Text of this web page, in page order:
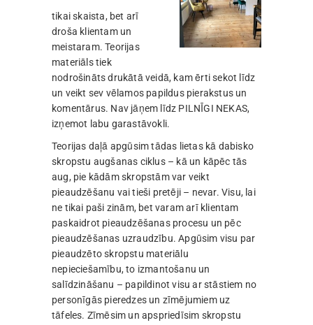
tikai skaista, bet arī
droša klientam un
meistaram. Teorijas
materiāls tiek
nodrošināts drukātā veidā, kam ērti sekot līdz
un veikt sev vēlamos papildus pierakstus un
komentārus. Nav jāņem līdz PILNĪGI NEKAS,
izņemot labu garastāvokli.
Teorijas daļā apgūsim tādas lietas kā dabisko
skropstu augšanas ciklus – kā un kāpēc tās
aug, pie kādām skropstām var veikt
pieaudzēšanu vai tieši pretēji – nevar. Visu, lai
ne tikai paši zinām, bet varam arī klientam
paskaidrot pieaudzēšanas procesu un pēc
pieaudzēšanas uzraudzību. Apgūsim visu par
pieaudzēto skropstu materiālu
nepieciešamību, to izmantošanu un
salīdzināšanu – papildinot visu ar stāstiem no
personīgās pieredzes un zīmējumiem uz
tāfeles. Zīmēsim un apspriedīsim skropstu